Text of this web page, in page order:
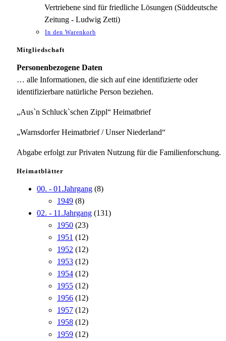
Vertriebene sind für friedliche Lösungen (Süddeutsche
Zeitung - Ludwig Zetti)
In den Warenkorb
Mitgliedschaft
Personenbezogene Daten
… alle Informationen, die sich auf eine identifizierte oder
identifizierbare natürliche Person beziehen.
„Aus`n Schluck`schen Zippl“ Heimatbrief
„Warnsdorfer Heimatbrief / Unser Niederland“
Abgabe erfolgt zur Privaten Nutzung für die Familienforschung.
Heimatblätter
00. - 01.Jahrgang (8)
1949 (8)
02. - 11.Jahrgang (131)
1950 (23)
1951 (12)
1952 (12)
1953 (12)
1954 (12)
1955 (12)
1956 (12)
1957 (12)
1958 (12)
1959 (12)